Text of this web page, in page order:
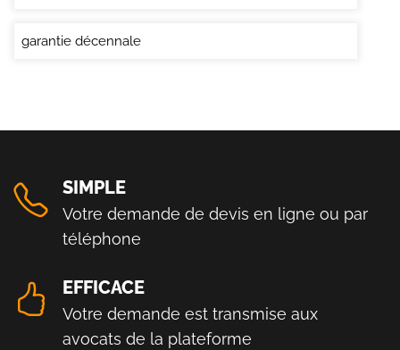
garantie décennale
SIMPLE
Votre demande de devis en ligne ou par
téléphone
EFFICACE
Votre demande est transmise aux
avocats de la plateforme